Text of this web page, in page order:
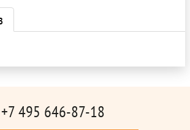
+7 495 646-87-18